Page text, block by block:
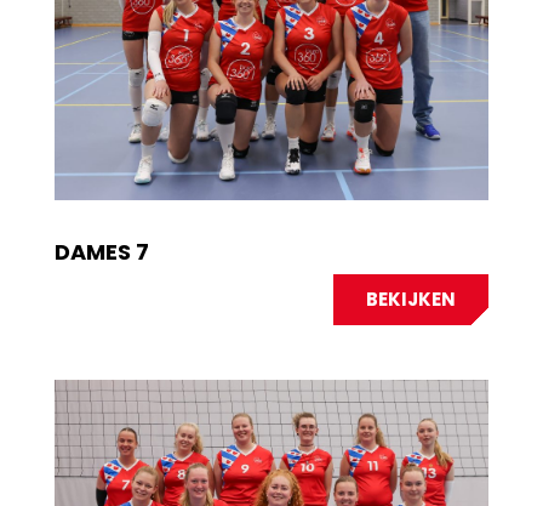
DAMES 7
BEKIJKEN